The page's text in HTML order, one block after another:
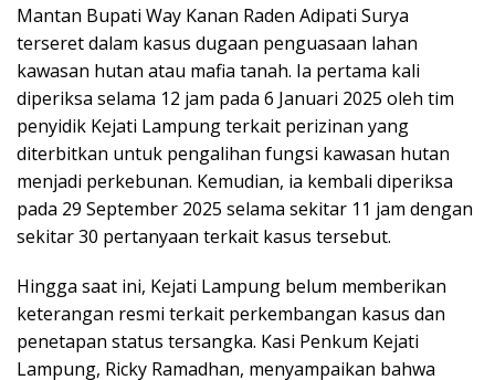
Mantan Bupati Way Kanan Raden Adipati Surya
terseret dalam kasus dugaan penguasaan lahan
kawasan hutan atau mafia tanah. Ia pertama kali
diperiksa selama 12 jam pada 6 Januari 2025 oleh tim
penyidik Kejati Lampung terkait perizinan yang
diterbitkan untuk pengalihan fungsi kawasan hutan
menjadi perkebunan. Kemudian, ia kembali diperiksa
pada 29 September 2025 selama sekitar 11 jam dengan
sekitar 30 pertanyaan terkait kasus tersebut.
Hingga saat ini, Kejati Lampung belum memberikan
keterangan resmi terkait perkembangan kasus dan
penetapan status tersangka. Kasi Penkum Kejati
Lampung, Ricky Ramadhan, menyampaikan bahwa